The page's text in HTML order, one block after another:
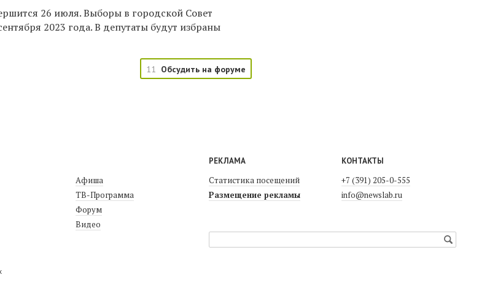
26 июля. Выборы в городской Совет
2023 года. В депутаты будут избраны
11 Обсудить на форуме
Афиша
ТВ-Программа
Форум
Видео
РЕКЛАМА
Статистика посещений
Размещение рекламы
КОНТАКТЫ
+7 (391) 205-0-555
info@newslab.ru